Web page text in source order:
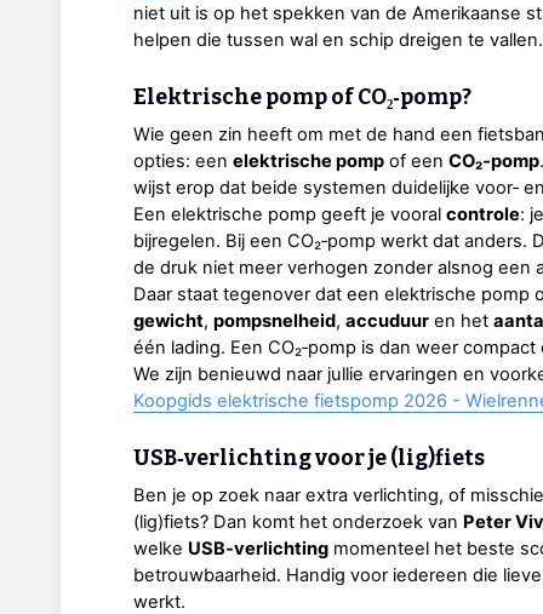
niet uit is op het spekken van de Amerikaanse
helpen die tussen wal en schip dreigen te vallen.
Elektrische pomp of CO₂‑pomp?
Wie geen zin heeft om met de hand een
opties: een elektrische pomp of een CO₂‑pomp
wijst erop dat beide systemen duidelijke voor‑
Een elektrische pomp geeft je vooral controle:
bijregelen. Bij een CO₂‑pomp werkt dat
de druk niet meer verhogen zonder alsnog een
Daar staat tegenover dat een elektrische
gewicht, pompsnelheid, accuduur en het
één lading. Een CO₂‑pomp is dan weer
We zijn benieuwd naar jullie ervaringen en
Koopgids elektrische fietspomp 2026 -
USB‑verlichting voor je (lig)fiets
Ben je op zoek naar extra verlichting, of
(lig)fiets? Dan komt het onderzoek van Peter
welke USB‑verlichting momenteel het beste
betrouwbaarheid. Handig voor iedereen die
werkt.